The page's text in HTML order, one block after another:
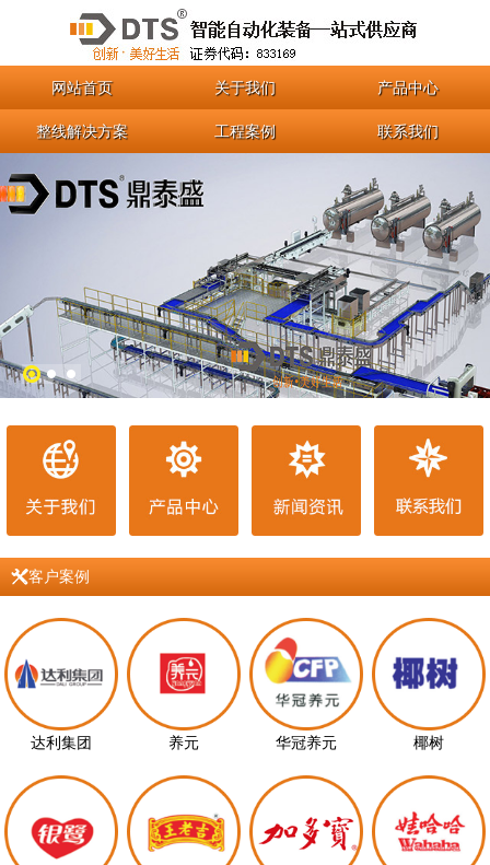
网站首页 关于我们 产品中心
整线解决方案 工程案例 联系我们
客户案例
达利集团 养元 华冠养元 椰树